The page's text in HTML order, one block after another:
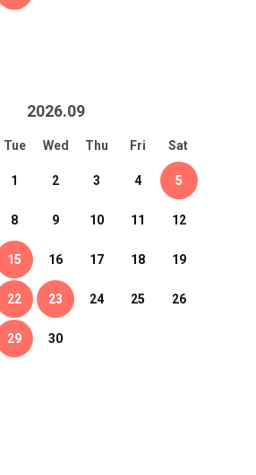
2026.09
Tue Wed Thu Fri Sat
1 2 3 4 5
8 9 10 11 12
15 16 17 18 19
22 23 24 25 26
29 30